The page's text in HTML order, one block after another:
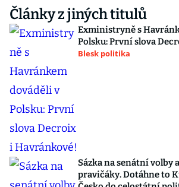
Články z jiných titulů
Exministryně s
Polsku: První slova
Blesk politika
Sázka na senátní volby
pravičáky. Dotáhne to